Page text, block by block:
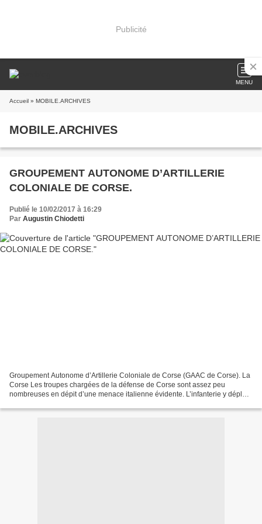
Publicité
MENU
Accueil » MOBILE.ARCHIVES
MOBILE.ARCHIVES
GROUPEMENT AUTONOME D’ARTILLERIE
COLONIALE DE CORSE.
Publié le 10/02/2017 à 16:29
Par Augustin Chiodetti
Groupement Autonome d’Artillerie Coloniale de Corse (GAAC de Corse). La
Corse Les troupes chargées de la défense de Corse sont assez peu
nombreuses en dépit d’une menace italienne évidente. L’infanterie y déploie